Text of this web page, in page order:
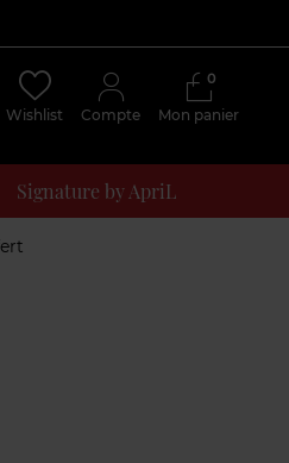
Wishlist Compte Mon panier
0
Signature by ApriL